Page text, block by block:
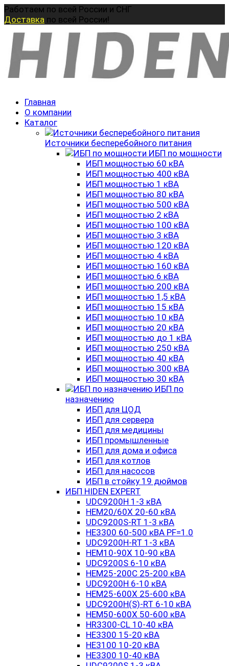
Перейти
к
Работаем по всей России и СНГ
Доставка по всей России!
Главная
О компании
Каталог
Источники бесперебойного питания
ИБП по мощности
ИБП мощностью 60 кВА
ИБП мощностью 400 кВА
ИБП мощностью 1 кВА
ИБП мощностью 80 кВА
ИБП мощностью 500 кВА
ИБП мощностью 2 кВА
ИБП мощностью 100 кВА
ИБП мощностью 3 кВА
ИБП мощностью 120 кВА
ИБП мощностью 4 кВА
ИБП мощностью 160 кВА
ИБП мощностью 6 кВА
ИБП мощностью 200 кВА
ИБП мощностью 1,5 кВА
ИБП мощностью 15 кВА
ИБП мощностью 10 кВА
ИБП мощностью 20 кВА
ИБП мощностью до 1 кВА
ИБП мощностью 250 кВА
ИБП мощностью 40 кВА
ИБП мощностью 300 кВА
ИБП мощностью 30 кВА
ИБП по
назначению
ИБП для ЦОД
ИБП для сервера
ИБП для медицины
ИБП промышленные
ИБП для дома и офиса
ИБП для котлов
ИБП для насосов
ИБП в стойку 19 дюймов
ИБП HIDEN EXPERT
UDC9200H 1-3 кВА
HEM20/60X 20-60 кВА
UDC9200S-RT 1-3 кВА
HE3300 60-500 кВА PF=1.0
UDC9200H-RT 1-3 кВА
HEM10-90X 10-90 кВА
UDC9200S 6-10 кВА
HEM25-200C 25-200 кВА
UDC9200H 6-10 кВА
HEM25-600X 25-600 кВА
UDC9200H(S)-RT 6-10 кВА
HEM50-600X 50-600 кВА
HR3300-CL 10-40 кВА
HE3300 15-20 кВА
HE3100 10-20 кВА
HE3300 10-40 кВА